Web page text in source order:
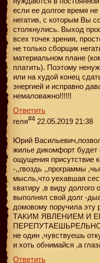
если ее долгое время
негатив, с которым Вы
столкнулись. Выход
всех точек зрения,
не только сборщик
материальном плане
платить). Поэтому
или на худой конец
энергией и исправно
немаловажно!!!!!!
Ответить
геля#4 22.05.2019 21:38
Юрий
жилье дикомфорт
ощущения присутствие
-,,гвоздь ,,программы
мысль,что уехавшая
кватиру ,в виду долгого
выполнял свой долг -
домовому поручила
ТАКИМ ЯВЛЕНИЕМ И
ПЕРЕПУТАЕШЬРЕЛЬНО
не один ,чувствуешь
и хоть обнимайся ,а
Ответить